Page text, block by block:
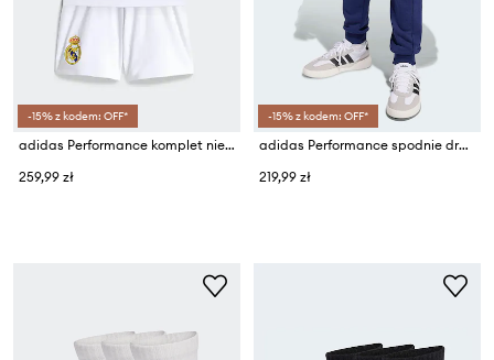
-15% z kodem: OFF*
adidas Performance komplet niemowlęcy REAL MADRID
259,99 zł
-15% z kodem: OFF*
adidas Performance spodnie dresowe dziecięce
219,99 zł